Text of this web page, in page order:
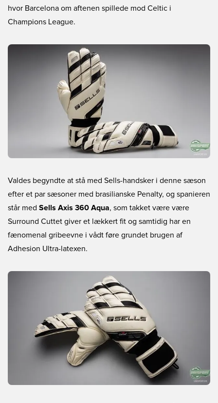
hvor Barcelona om aftenen spillede mod Celtic i
Champions League.
Valdes begyndte at stå med Sells-handsker i denne sæson
efter et par sæsoner med brasilianske Penalty, og spanieren
står med Sells Axis 360 Aqua, som takket være være
Surround Cuttet giver et lækkert fit og samtidig har en
fænomenal gribeevne i vådt føre grundet brugen af
Adhesion Ultra-latexen.